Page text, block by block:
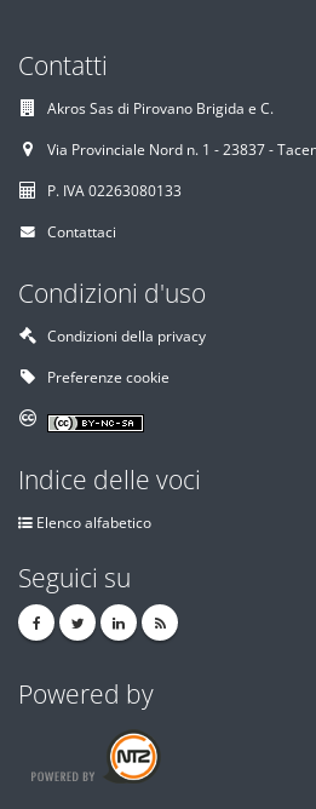
Contatti
Akros Sas di Pirovano Brigida e C.
Via Provinciale Nord n. 1 - 23837 -
P. IVA 02263080133
Contattaci
Condizioni d'uso
Condizioni della privacy
Preferenze cookie
Indice delle voci
Elenco alfabetico
Seguici su
Powered by